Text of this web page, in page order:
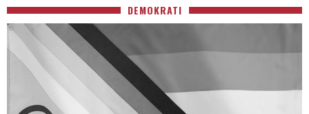
DEMOKRATI